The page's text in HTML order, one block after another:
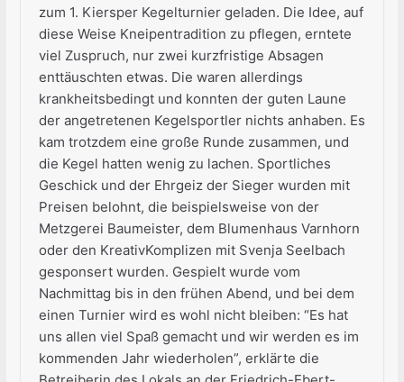
zum 1. Kiersper Kegelturnier geladen. Die Idee, auf
diese Weise Kneipentradition zu pflegen, erntete
viel Zuspruch, nur zwei kurzfristige Absagen
enttäuschten etwas. Die waren allerdings
krankheitsbedingt und konnten der guten Laune
der angetretenen Kegelsportler nichts anhaben. Es
kam trotzdem eine große Runde zusammen, und
die Kegel hatten wenig zu lachen. Sportliches
Geschick und der Ehrgeiz der Sieger wurden mit
Preisen belohnt, die beispielsweise von der
Metzgerei Baumeister, dem Blumenhaus Varnhorn
oder den KreativKomplizen mit Svenja Seelbach
gesponsert wurden. Gespielt wurde vom
Nachmittag bis in den frühen Abend, und bei dem
einen Turnier wird es wohl nicht bleiben: “Es hat
uns allen viel Spaß gemacht und wir werden es im
kommenden Jahr wiederholen”, erklärte die